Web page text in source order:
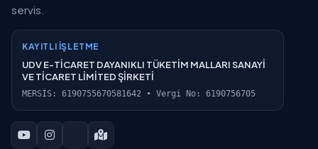
servis.
KAYITLI İŞLETME
UDV E-TİCARET DAYANIKLI TÜKETİM MALLARI SANAYİ
VE TİCARET LİMİTED ŞİRKETİ
MERSİS: 6190755670581642 • Vergi No: 6190756705